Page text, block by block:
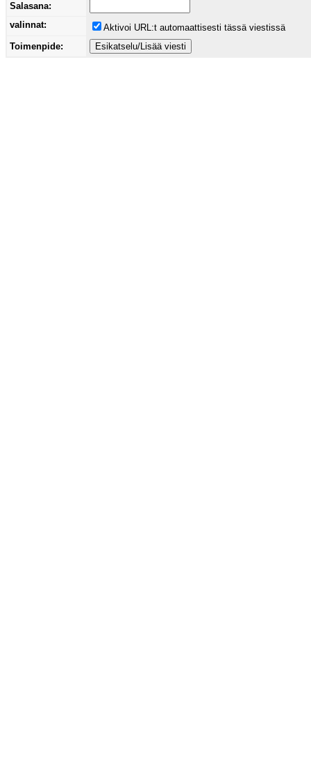
Salasana:
valinnat:
Aktivoi URL:t automaattisesti tässä viestissä
Toimenpide: